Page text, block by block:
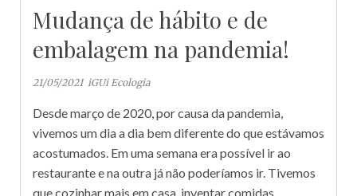
Mudança de hábito e de
embalagem na pandemia!
21/05/2021 iGUi Ecologia
Desde março de 2020, por causa da pandemia,
vivemos um dia a dia bem diferente do que estávamos
acostumados. Em uma semana era possível ir ao
restaurante e na outra já não poderíamos ir. Tivemos
que cozinhar mais em casa, inventar comidas